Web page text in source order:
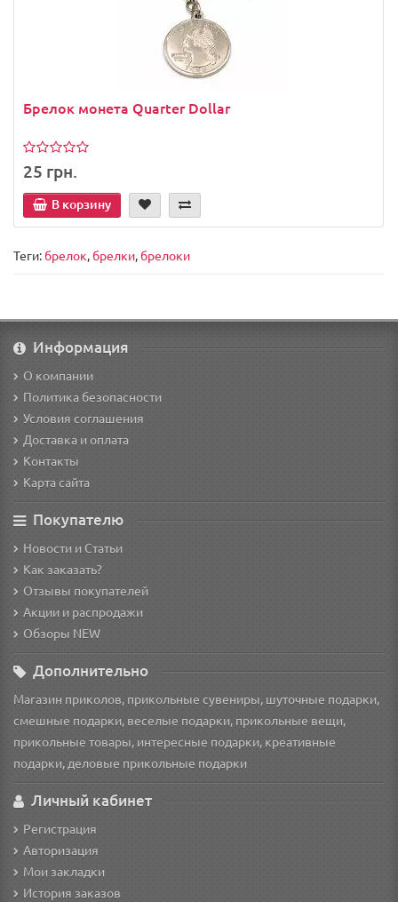
Брелок монета Quarter Dollar
25 грн.
В корзину
Теги: брелок, брелки, брелоки
Информация
О компании
Политика безопасности
Условия соглашения
Доставка и оплата
Контакты
Карта сайта
Покупателю
Новости и Статьи
Как заказать?
Отзывы покупателей
Акции и распродажи
Обзоры NEW
Дополнительно
Магазин приколов, прикольные сувениры, шуточные подарки,
смешные подарки, веселые подарки, прикольные вещи,
прикольные товары, интересные подарки, креативные
подарки, деловые прикольные подарки
Личный кабинет
Регистрация
Авторизация
Мои закладки
История заказов